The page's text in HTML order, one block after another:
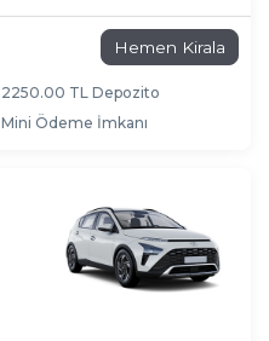
Hemen Kirala
2250.00 TL Depozito
Mini Ödeme İmkanı